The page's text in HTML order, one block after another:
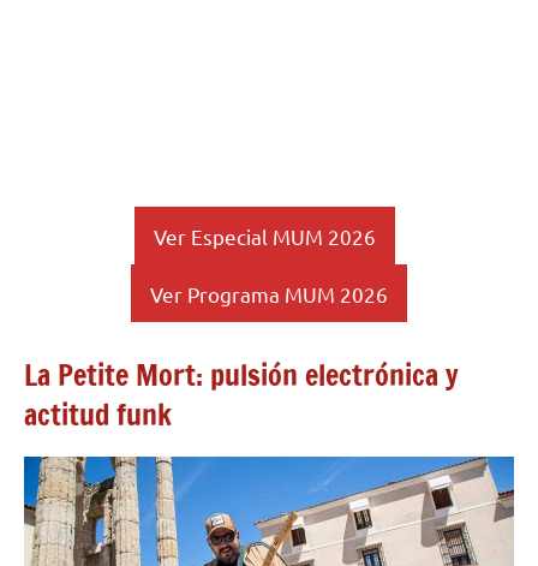
Ver Especial MUM 2026
Ver Programa MUM 2026
La Petite Mort: pulsión electrónica y
actitud funk